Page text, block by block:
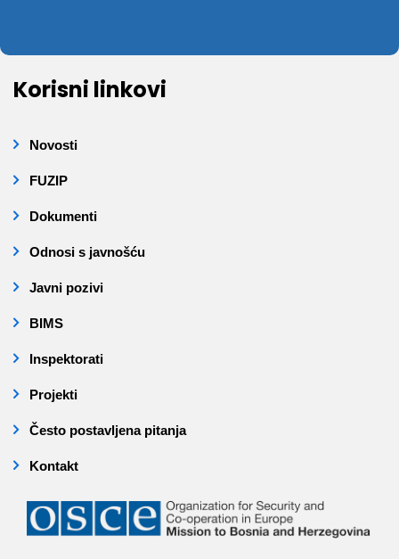
Korisni linkovi
Novosti
FUZIP
Dokumenti
Odnosi s javnošću
Javni pozivi
BIMS
Inspektorati
Projekti
Često postavljena pitanja
Kontakt